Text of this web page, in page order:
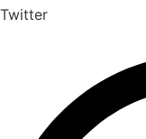
Twitter